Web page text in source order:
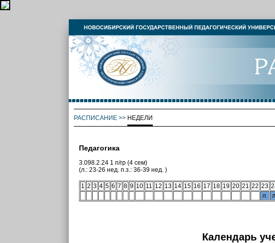
РАСПИСАНИЕ>> НЕДЕЛИ
Педагогика
3.098.2.24 1 п/гр (4 сем)
(л.: 23-26 нед. п.з.: 36-39 нед. )
1 2 3 4 5 6 7 8 9 10 11 12 13 14 15 16 17 18 19 20 21 22 23
л.
Календарь